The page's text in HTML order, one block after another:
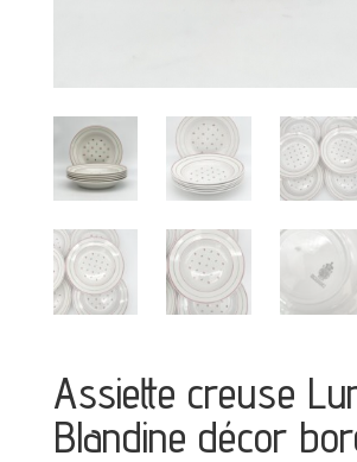
Assiette creuse
Blandine décor